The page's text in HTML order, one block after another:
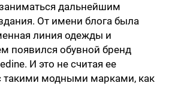
дальнейшим
От имени блога была
линия одежды и
появился обувной бренд
И это не считая ее
такими модными марками, как